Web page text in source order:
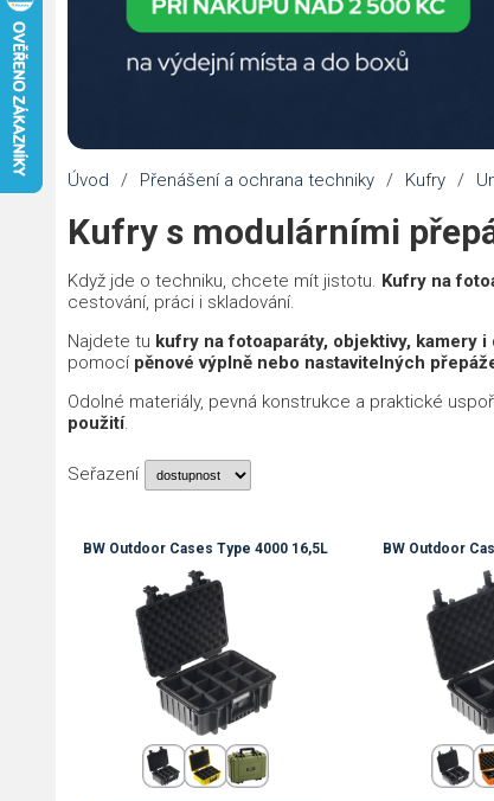
Úvod / Přenášení a ochrana techniky / Kufry /
Kufry s modulárními
Když jde o techniku, chcete mít jistotu. Kufry na
cestování, práci i skladování.
Najdete tu kufry na fotoaparáty, objektivy, kamery i
pomocí pěnové výplně nebo nastavitelných
Odolné materiály, pevná konstrukce a praktické
použití.
Seřazení
BW Outdoor Cases Type 4000 16,5L BW Outdoor